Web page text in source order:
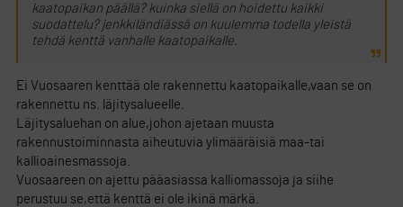
kaatopaikan päällä? kuinka siellä on hoidettu kaikki
suodattelu? jenkkiländiässä on kuulemma todella yleistä
tehdä kenttä vanhalle kaatopaikalle.
Ei Vuosaaren kenttää ole rakennettu kaatopaikalle,vaan se on
rakennettu ns. läjitysalueelle.
Läjitysaluehan on alue,johon ajetaan muusta
rakennustoiminnasta aiheutuvia ylimääräisiä maa-tai
kallioainesmassoja.
Vuosaareen on ajettu pääasiassa kalliomassoja ja siihe
perustuu se,että kenttä ei ole ikinä märkä.